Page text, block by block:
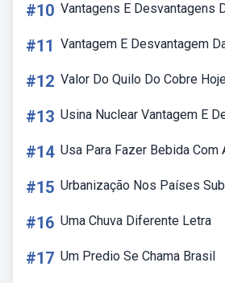
#10 Vantagens E Desvantagens
#11 Vantagem E Desvantagem
#12 Valor Do Quilo Do Cobre
#13 Usina Nuclear Vantagem E
#14 Usa Para Fazer Bebida Com
#15 Urbanização Nos Países
#16 Uma Chuva Diferente Letra
#17 Um Predio Se Chama Brasil